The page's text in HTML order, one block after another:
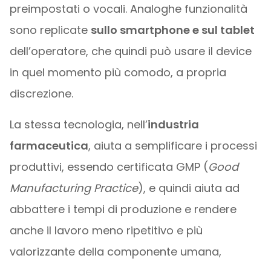
preimpostati o vocali. Analoghe funzionalità
sono replicate sullo smartphone e sul tablet
dell’operatore, che quindi può usare il device
in quel momento più comodo, a propria
discrezione.
La stessa tecnologia, nell’industria
farmaceutica, aiuta a semplificare i processi
produttivi, essendo certificata GMP (Good
Manufacturing Practice), e quindi aiuta ad
abbattere i tempi di produzione e rendere
anche il lavoro meno ripetitivo e più
valorizzante della componente umana,